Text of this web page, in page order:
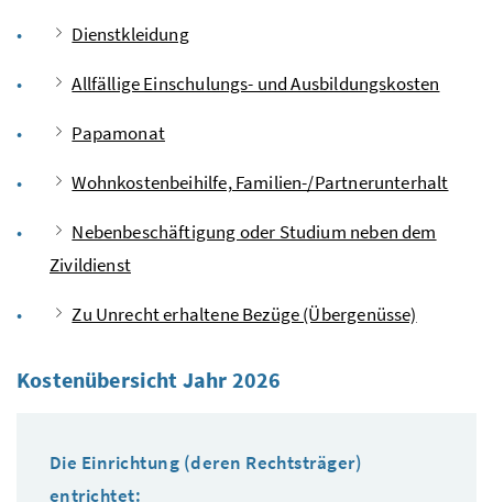
Dienstkleidung
Allfällige Einschulungs- und Ausbildungskosten
Papamonat
Wohnkostenbeihilfe, Familien-/Partnerunterhalt
Nebenbeschäftigung oder Studium neben dem
Zivildienst
Zu Unrecht erhaltene Bezüge (Übergenüsse)
Kostenübersicht Jahr 2026
Die Einrichtung (deren Rechtsträger)
entrichtet: